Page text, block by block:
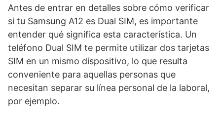
Antes de entrar en detalles sobre cómo verificar
si tu Samsung A12 es Dual SIM, es importante
entender qué significa esta característica. Un
teléfono Dual SIM te permite utilizar dos tarjetas
SIM en un mismo dispositivo, lo que resulta
conveniente para aquellas personas que
necesitan separar su línea personal de la laboral,
por ejemplo.